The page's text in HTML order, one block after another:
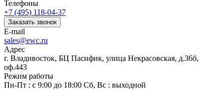
Телефоны
+7 (495) 118-04-37
Заказать звонок
E-mail
sales@ewc.ru
Адрес
г. Владивосток, БЦ Пасифик, улица Некрасовская, д.36б,
оф.443
Режим работы
Пн-Пт : с 9:00 до 18:00 Сб, Вс : выходной